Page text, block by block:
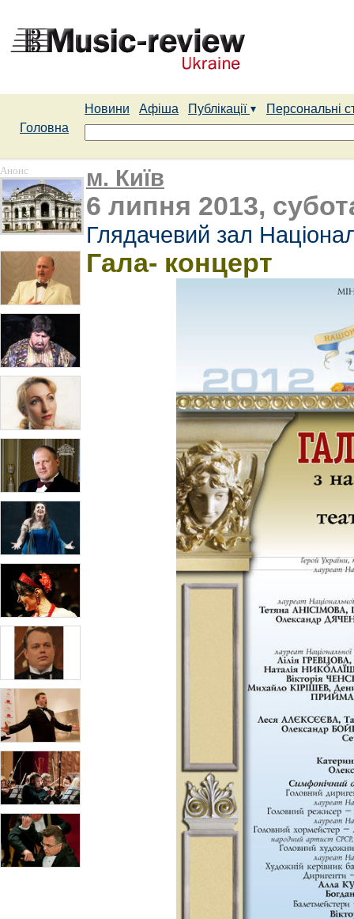
Новини Афіша Публікації
Персональні
Головна
Анонс м. Київ
6 липня 2013,
Глядачевий зал
Гала- концерт